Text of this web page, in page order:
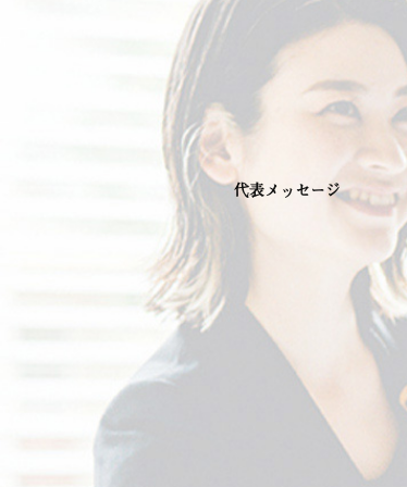
代表メッセージ